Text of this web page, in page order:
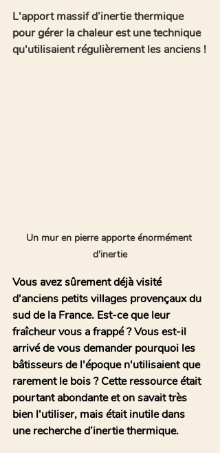
L'apport massif d’inertie thermique
pour gérer la chaleur est une technique
qu'utilisaient régulièrement les anciens !
Un mur en pierre apporte énormément
d'inertie
Vous avez sûrement déjà visité
d'anciens petits villages provençaux du
sud de la France. Est-ce que leur
fraîcheur vous a frappé ? Vous est-il
arrivé de vous demander pourquoi les
bâtisseurs de l'époque n'utilisaient que
rarement le bois ? Cette ressource était
pourtant abondante et on savait très
bien l'utiliser, mais était inutile dans
une recherche d’inertie thermique.